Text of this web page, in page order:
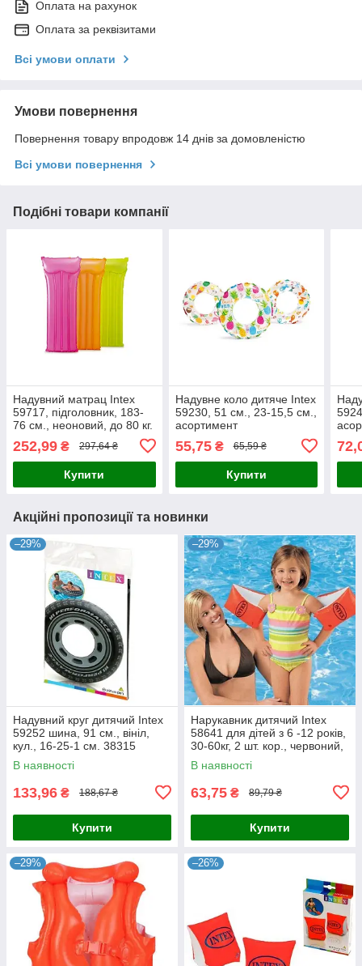
Оплата на рахунок
Оплата за реквізитами
Всі умови оплати
Умови повернення
Повернення товару впродовж 14 днів за домовленістю
Всі умови повернення
Подібні товари компанії
Надувний матрац Intex
59717, підголовник, 183-
76 см., неоновий, до 80 кг.
252,99 ₴ 297,64 ₴
Купити
Надувне коло дитяче Intex
59230, 51 см., 23-15,5 см.,
асортимент
55,75₴ 65,59 ₴
Купити
Акційні пропозиції та новинки
–29%
Надувний круг дитячий Intex
59252 шина, 91 см., вініл,
кул., 16-25-1 см. 38315
В наявності
133,96 ₴ 188,67 ₴
Купити
–29%
Нарукавник дитячий Intex
58641 для дітей з 6 -12 років,
30-60кг, 2 шт. кор., червоний,
13-19-2,5 см. 38315
В наявності
63,75 ₴ 89,79 ₴
Купити
–29% –26%